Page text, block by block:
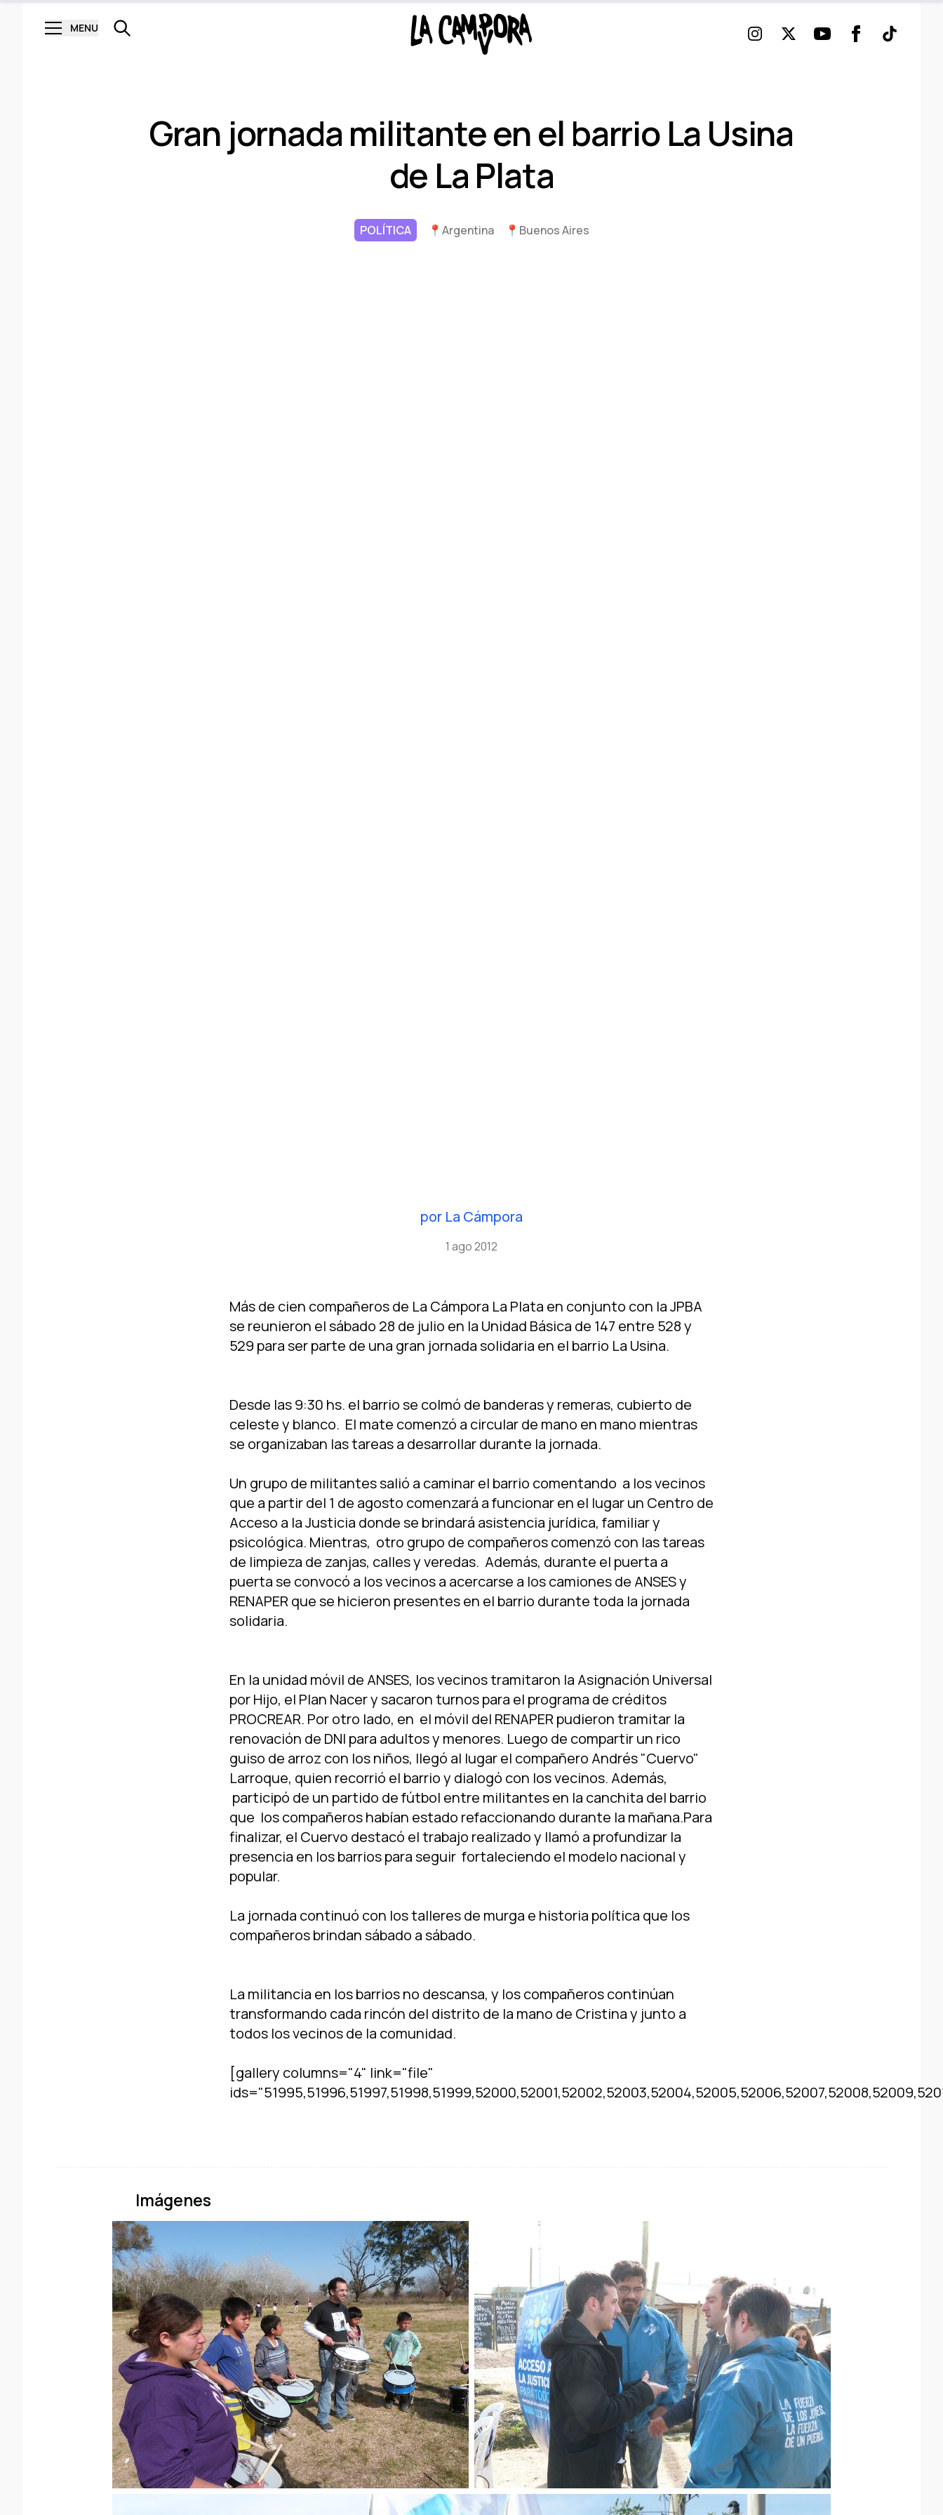
MENU InstagramTwitterYoutubeFacebook
TikTok
Gran jornada militante en el barrio La Usina
de La Plata
POLÍTICA 📍 Argentina 📍 Buenos Aires
por La Cámpora
1 ago 2012
Más de cien compañeros de La Cámpora La Plata en conjunto con la JPBA
se reunieron el sábado 28 de julio en la Unidad Básica de 147 entre 528 y
529 para ser parte de una gran jornada solidaria en el barrio La Usina.
Desde las 9:30 hs. el barrio se colmó de banderas y remeras, cubierto de
celeste y blanco. El mate comenzó a circular de mano en mano mientras
se organizaban las tareas a desarrollar durante la jornada.
Un grupo de militantes salió a caminar el barrio comentando a los vecinos
que a partir del 1 de agosto comenzará a funcionar en el lugar un Centro de
Acceso a la Justicia donde se brindará asistencia jurí­dica, familiar y
psicológica. Mientras, otro grupo de compañeros comenzó con las tareas
de limpieza de zanjas, calles y veredas. Además, durante el puerta a
puerta se convocó a los vecinos a acercarse a los camiones de ANSES y
RENAPER que se hicieron presentes en el barrio durante toda la jornada
solidaria.
En la unidad móvil de ANSES, los vecinos tramitaron la Asignación Universal
por Hijo, el Plan Nacer y sacaron turnos para el programa de créditos
PROCREAR. Por otro lado, en el móvil del RENAPER pudieron tramitar la
renovación de DNI para adultos y menores. Luego de compartir un rico
guiso de arroz con los niños, llegó al lugar el compañero Andrés "Cuervo"
Larroque, quien recorrió el barrio y dialogó con los vecinos. Además,
participó de un partido de fútbol entre militantes en la canchita del barrio
que los compañeros habí­an estado refaccionando durante la mañana.Para
finalizar, el Cuervo destacó el trabajo realizado y llamó a profundizar la
presencia en los barrios para seguir fortaleciendo el modelo nacional y
popular.
La jornada continuó con los talleres de murga e historia polí­tica que los
compañeros brindan sábado a sábado.
La militancia en los barrios no descansa, y los compañeros continúan
transformando cada rincón del distrito de la mano de Cristina y junto a
todos los vecinos de la comunidad.
[gallery columns="4" link="file"
Imágenes